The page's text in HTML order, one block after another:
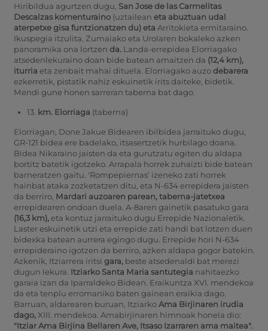
Hiribildua agurtzen dugu, San Jose de las Carmelitas
Descalzas komenturaino(uztailean eta abuztuan udal
aterpetxe gisa funtzionatzen du) eta Arritokieta ermitaraino.
Ikuspegia itzulita, Zumaiako eta Urolaren bokaleko azken
panoramika ona lortzen da.Landa-errepidea Elorriagako
atsedenlekuraino doan bide batean amaitzen da (12,4 km),
iturria eta zenbait mahai dituela. Elorriagako auzodebarera
ezkerretik, pistatik nahiz eskuinetik irits daiteke, bidetik.
Mendi gune honen sarreran taberna bat dago.
13. km. Elorriaga (taberna)
Elorriagan, Done Jakue Bidearen ibilbidea jarraituko dugu,
GR-121 bidea ere badelako, itsasertzetik hurbilago doana.
Bidea Nikaraino jaisten da eta gurutzatu egiten du aldapa
bortitz batetik igotzeko. Arrapala horrek zuhaizti bide batean
barneratzen gaitu. 'Rompepiernas' izeneko zati horrek
hainbat ataka zozketatzen ditu, eta N-634 errepidera jaisten
da berriro, Mardari auzoaren parean, taberna-jatetxea
errepidearen ondoan duela. A-8aren gainetik pasatuko gara
(16,3 km),eta kontuz jarraituko dugu Errepide Nazionaletik.
Laster eskuinetik utzi eta errepide zati handi bat lotzen duen
bidexka batean aurrera egingo dugu. Errepide hori N-634
errepideraino igotzen da berriro, azken aldapa gogor batekin.
Azkenik, Itziarrera iritsi gara,beste atsedenaldi bat merezi
dugun lekura. Itziarko Santa Maria santutegia nahitaezko
garaia izan da Iparraldeko Bidean. Eraikuntza XVI. mendekoa
da eta tenplu erromaniko baten gainean eraikia dago.
Barruan, aldarearen buruan, ItziarkoAma Birjinaren irudia
dago,XIII. mendekoa. Amabirjinaren himnoak honela dio:
"Itziar Ama Birjina Bellaren Ave, Itsaso Izarraren ama maitea".